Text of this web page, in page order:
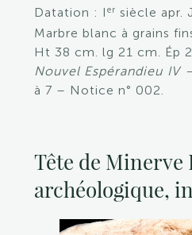
Datation : I er siècle apr.
Marbre blanc à grains
Ht 38 cm. lg 21 cm. Ép
Nouvel Espérandieu IV
à 7 – Notice n° 002.
Tête de Minerve
archéologique,